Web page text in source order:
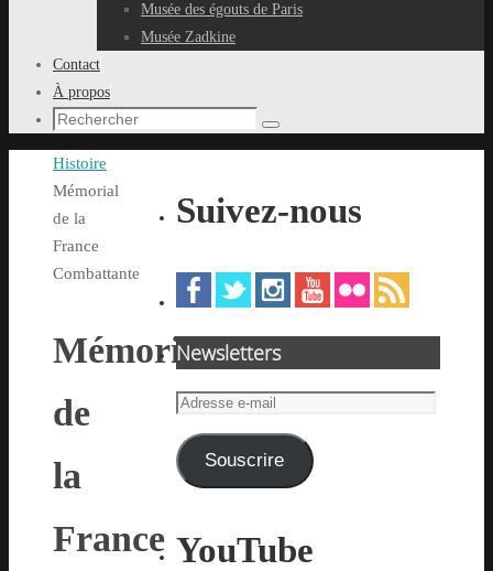
Musée des égouts de Paris
Musée Zadkine
Contact
À propos
Recherche
:
Rechercher
Accueil
Histoire
Mémorial
de la
France
Combattante
Mémorial
de
la
France
Suivez-nous
Newsletters
Adresse
mail Souscrire
YouTube